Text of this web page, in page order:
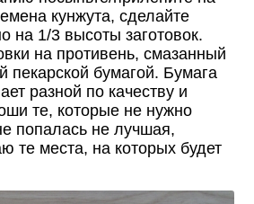
кунжута, сделайте
на 1/3 высоты заготовок.
на противень, смазанный
пекарской бумагой. Бумага
разной по качеству и
те, которые не нужно
попалась не лучшая,
те места, на которых будет